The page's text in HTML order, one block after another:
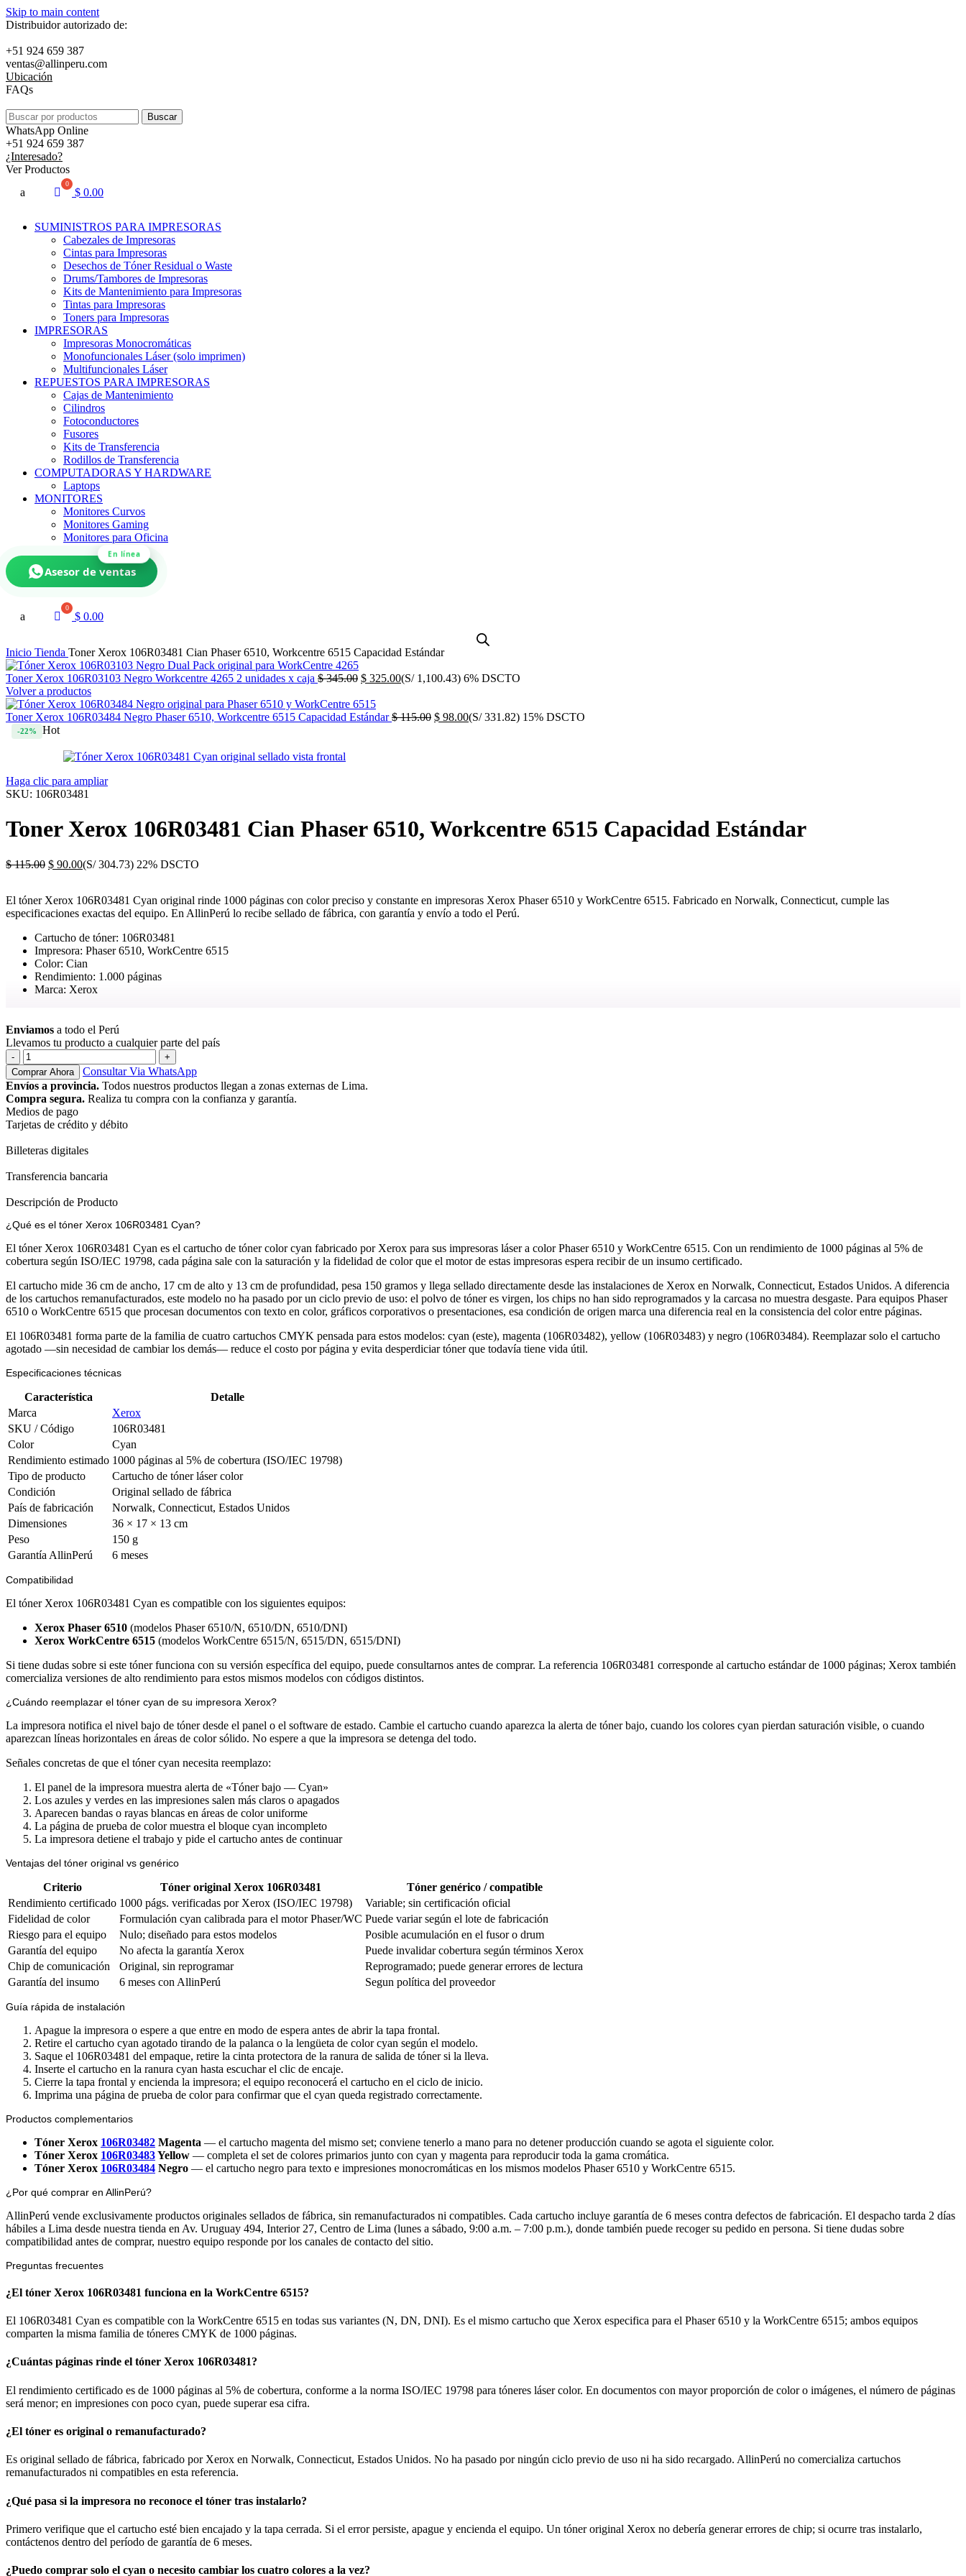
Skip to main content
Distribuidor autorizado de:
+51 924 659 387
ventas@allinperu.com
Ubicación
FAQs
Buscar
WhatsApp Online
+51 924 659 387
¿Interesado?
Ver Productos
a
$ 0.00
SUMINISTROS PARA IMPRESORAS
Cabezales de Impresoras
Cintas para Impresoras
Desechos de Tóner Residual o Waste
Drums/Tambores de Impresoras
Kits de Mantenimiento para Impresoras
Tintas para Impresoras
Toners para Impresoras
IMPRESORAS
Impresoras Monocromáticas
Monofuncionales Láser (solo imprimen)
Multifuncionales Láser
REPUESTOS PARA IMPRESORAS
Cajas de Mantenimiento
Cilindros
Fotoconductores
Fusores
Kits de Transferencia
Rodillos de Transferencia
COMPUTADORAS Y HARDWARE
Laptops
MONITORES
Monitores Curvos
Monitores Gaming
Monitores para Oficina
En línea
Asesor de ventas
a $ 0.00
Inicio Tienda Toner Xerox 106R03481 Cian Phaser 6510, Workcentre 6515 Capacidad Estándar
Toner Xerox 106R03103 Negro Workcentre 4265 2 unidades x caja $345.00 El
original
era:
$ 325.00El
es:
(S/ 1,100.43) 6% DSCTO
Volver a productos
Toner Xerox 106R03484 Negro Phaser 6510, Workcentre 6515 Capacidad Estándar$115.00 El
$ 98.00El
(S/ 331.82) 15% DSCTO
-22% Hot
Haga clic para ampliar
SKU: 106R03481
Toner Xerox 106R03481 Cian Phaser 6510, Workcentre 6515 Capacidad Estándar
$115.00 El
era:
$ 115.00.
$ 90.00El
es:
$ 90.00.
(S/ 304.73) 22% DSCTO
El tóner Xerox 106R03481 Cyan original rinde 1000 páginas con color preciso y constante en impresoras Xerox Phaser 6510 y WorkCentre 6515. Fabricado en Norwalk, Connecticut, cumple las
especificaciones exactas del equipo. En AllinPerú lo recibe sellado de fábrica, con garantía y envío a todo el Perú.
Cartucho de tóner: 106R03481
Impresora: Phaser 6510, WorkCentre 6515
Color: Cian
Rendimiento: 1.000 páginas
Marca: Xerox
Enviamos a todo el Perú
Llevamos tu producto a cualquier parte del país
Toner
Xerox
106R03481
Cian
Phaser
6510,
Workcentre
6515
Capacidad
Estándar
cantidad
Comprar Ahora
Consultar Via WhatsApp
Envíos a provincia. Todos nuestros productos llegan a zonas externas de Lima.
Compra segura. Realiza tu compra con la confianza y garantía.
Medios de pago
Tarjetas de crédito y débito
Billeteras digitales
Transferencia bancaria
Descripción de Producto
¿Qué es el tóner Xerox 106R03481 Cyan?
El tóner Xerox 106R03481 Cyan es el cartucho de tóner color cyan fabricado por Xerox para sus impresoras láser a color Phaser 6510 y WorkCentre 6515. Con un rendimiento de 1000 páginas al 5% de
cobertura según ISO/IEC 19798, cada página sale con la saturación y la fidelidad de color que el motor de estas impresoras espera recibir de un insumo certificado.
El cartucho mide 36 cm de ancho, 17 cm de alto y 13 cm de profundidad, pesa 150 gramos y llega sellado directamente desde las instalaciones de Xerox en Norwalk, Connecticut, Estados Unidos. A diferencia
de los cartuchos remanufacturados, este modelo no ha pasado por un ciclo previo de uso: el polvo de tóner es virgen, los chips no han sido reprogramados y la carcasa no muestra desgaste. Para equipos Phaser
6510 o WorkCentre 6515 que procesan documentos con texto en color, gráficos corporativos o presentaciones, esa condición de origen marca una diferencia real en la consistencia del color entre páginas.
El 106R03481 forma parte de la familia de cuatro cartuchos CMYK pensada para estos modelos: cyan (este), magenta (106R03482), yellow (106R03483) y negro (106R03484). Reemplazar solo el cartucho
agotado —sin necesidad de cambiar los demás— reduce el costo por página y evita desperdiciar tóner que todavía tiene vida útil.
Especificaciones técnicas
Característica
Detalle
Marca
Xerox
SKU / Código
106R03481
Color
Cyan
Rendimiento estimado 1000 páginas al 5% de cobertura (ISO/IEC 19798)
Tipo de producto
Cartucho de tóner láser color
Condición
Original sellado de fábrica
País de fabricación
Norwalk, Connecticut, Estados Unidos
Dimensiones
36 × 17 × 13 cm
Peso
150 g
Garantía AllinPerú
6 meses
Compatibilidad
El tóner Xerox 106R03481 Cyan es compatible con los siguientes equipos:
Xerox Phaser 6510 (modelos Phaser 6510/N, 6510/DN, 6510/DNI)
Xerox WorkCentre 6515 (modelos WorkCentre 6515/N, 6515/DN, 6515/DNI)
Si tiene dudas sobre si este tóner funciona con su versión específica del equipo, puede consultarnos antes de comprar. La referencia 106R03481 corresponde al cartucho estándar de 1000 páginas; Xerox también
comercializa versiones de alto rendimiento para estos mismos modelos con códigos distintos.
¿Cuándo reemplazar el tóner cyan de su impresora Xerox?
La impresora notifica el nivel bajo de tóner desde el panel o el software de estado. Cambie el cartucho cuando aparezca la alerta de tóner bajo, cuando los colores cyan pierdan saturación visible, o cuando
aparezcan líneas horizontales en áreas de color sólido. No espere a que la impresora se detenga del todo.
Señales concretas de que el tóner cyan necesita reemplazo:
El panel de la impresora muestra alerta de «Tóner bajo — Cyan»
Los azules y verdes en las impresiones salen más claros o apagados
Aparecen bandas o rayas blancas en áreas de color uniforme
La página de prueba de color muestra el bloque cyan incompleto
La impresora detiene el trabajo y pide el cartucho antes de continuar
Ventajas del tóner original vs genérico
Criterio Tóner original Xerox 106R03481
Tóner genérico / compatible
Rendimiento certificado 1000 págs. verificadas por Xerox (ISO/IEC 19798)
Variable; sin certificación oficial
Fidelidad de color
Formulación cyan calibrada para el motor Phaser/WC Puede variar según el lote de fabricación
Riesgo para el equipo
Nulo; diseñado para estos modelos
Posible acumulación en el fusor o drum
Garantía del equipo
No afecta la garantía Xerox
Puede invalidar cobertura según términos Xerox
Chip de comunicación
Original, sin reprogramar
Reprogramado; puede generar errores de lectura
Garantía del insumo
6 meses con AllinPerú Segun política del proveedor
Guía rápida de instalación
Apague la impresora o espere a que entre en modo de espera antes de abrir la tapa frontal.
Retire el cartucho cyan agotado tirando de la palanca o la lengüeta de color cyan según el modelo.
Saque el 106R03481 del empaque, retire la cinta protectora de la ranura de salida de tóner si la lleva.
Inserte el cartucho en la ranura cyan hasta escuchar el clic de encaje.
Cierre la tapa frontal y encienda la impresora; el equipo reconocerá el cartucho en el ciclo de inicio.
Imprima una página de prueba de color para confirmar que el cyan queda registrado correctamente.
Productos complementarios
Tóner Xerox 106R03482 Magenta — el cartucho magenta del mismo set; conviene tenerlo a mano para no detener producción cuando se agota el siguiente color.
Tóner Xerox 106R03483Yellow — completa el set de colores primarios junto con cyan y magenta para reproducir toda la gama cromática.
Tóner Xerox 106R03484 Negro — el cartucho negro para texto e impresiones monocromáticas en los mismos modelos Phaser 6510 y WorkCentre 6515.
¿Por qué comprar en AllinPerú?
AllinPerú vende exclusivamente productos originales sellados de fábrica, sin remanufacturados ni compatibles. Cada cartucho incluye garantía de 6 meses contra defectos de fabricación. El despacho tarda 2 días
hábiles a Lima desde nuestra tienda en Av. Uruguay 494, Interior 27, Centro de Lima (lunes a sábado, 9:00 a.m. – 7:00 p.m.), donde también puede recoger su pedido en persona. Si tiene dudas sobre
compatibilidad antes de comprar, nuestro equipo responde por los canales de contacto del sitio.
Preguntas frecuentes
¿El tóner Xerox 106R03481 funciona en la WorkCentre 6515?
El 106R03481 Cyan es compatible con la WorkCentre 6515 en todas sus variantes (N, DN, DNI). Es el mismo cartucho que Xerox especifica para el Phaser 6510 y la WorkCentre 6515; ambos equipos
comparten la misma familia de tóneres CMYK de 1000 páginas.
¿Cuántas páginas rinde el tóner Xerox 106R03481?
El rendimiento certificado es de 1000 páginas al 5% de cobertura, conforme a la norma ISO/IEC 19798 para tóneres láser color. En documentos con mayor proporción de color o imágenes, el número de páginas
será menor; en impresiones con poco cyan, puede superar esa cifra.
¿El tóner es original o remanufacturado?
Es original sellado de fábrica, fabricado por Xerox en Norwalk, Connecticut, Estados Unidos. No ha pasado por ningún ciclo previo de uso ni ha sido recargado. AllinPerú no comercializa cartuchos
remanufacturados ni compatibles en esta referencia.
¿Qué pasa si la impresora no reconoce el tóner tras instalarlo?
Primero verifique que el cartucho esté bien encajado y la tapa cerrada. Si el error persiste, apague y encienda el equipo. Un tóner original Xerox no debería generar errores de chip; si ocurre tras instalarlo,
contáctenos dentro del período de garantía de 6 meses.
¿Puedo comprar solo el cyan o necesito cambiar los cuatro colores a la vez?